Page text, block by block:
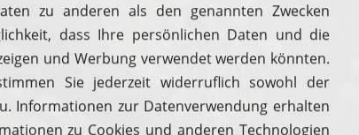
H2 fahren
Wasserstofffahrzeuge
H2.Live Stories
H2 aktuell
News
Woche des Wasserstoffs